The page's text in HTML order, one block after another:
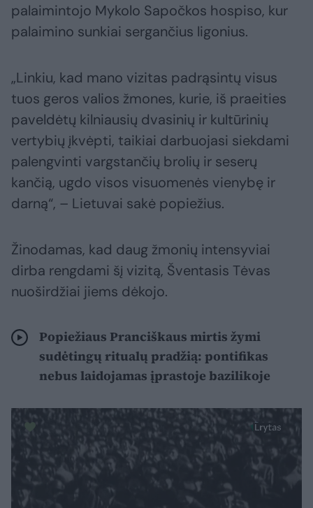
palaimintojo Mykolo Sapočkos hospiso, kur
palaimino sunkiai sergančius ligonius.
„Linkiu, kad mano vizitas padrąsintų visus
tuos geros valios žmones, kurie, iš praeities
paveldėtų kilniausių dvasinių ir kultūrinių
vertybių įkvėpti, taikiai darbuojasi siekdami
palengvinti vargstančių brolių ir seserų
kančią, ugdo visos visuomenės vienybę ir
darną“, – Lietuvai sakė popiežius.
Žinodamas, kad daug žmonių intensyviai
dirba rengdami šį vizitą, Šventasis Tėvas
nuoširdžiai jiems dėkojo.
Popiežiaus Pranciškaus mirtis žymi
sudėtingų ritualų pradžią: pontifikas
nebus laidojamas įprastoje bazilikoje